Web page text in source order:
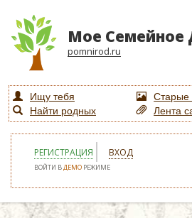
Мое Семейное
pomnirod.ru
Ищу тебя
Старые
Найти родных
Лента
РЕГИСТРАЦИЯ ВХОД
ВОЙТИ ВДЕМО РЕЖИМЕ